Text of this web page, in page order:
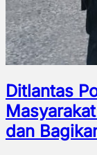
Ditlantas
dan